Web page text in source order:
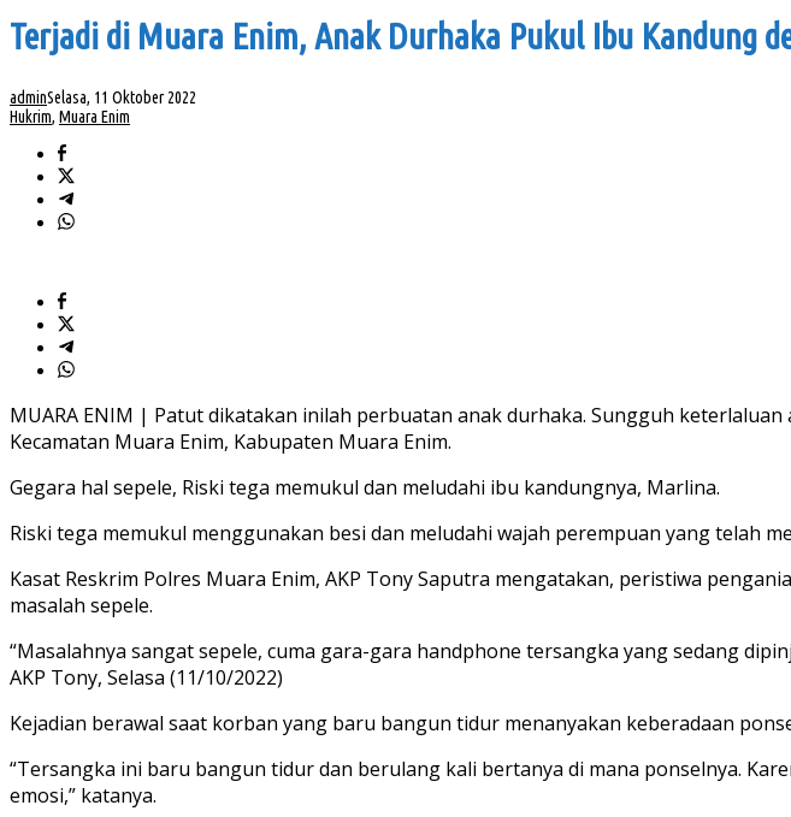
Terjadi di Muara Enim, Anak Durhaka Pukul Ibu Kandung
adminSelasa, 11 Oktober 2022
Hukrim, Muara Enim
MUARA ENIM | Patut dikatakan inilah perbuatan anak durhaka. Sungguh
Kecamatan Muara Enim, Kabupaten Muara Enim.
Gegara hal sepele, Riski tega memukul dan meludahi ibu kandungnya, Marlina.
Riski tega memukul menggunakan besi dan meludahi wajah perempuan yang telah
Kasat Reskrim Polres Muara Enim, AKP Tony Saputra mengatakan, peristiwa
masalah sepele.
“Masalahnya sangat sepele, cuma gara-gara handphone tersangka yang sedang
AKP Tony, Selasa (11/10/2022)
Kejadian berawal saat korban yang baru bangun tidur menanyakan keberadaan
“Tersangka ini baru bangun tidur dan berulang kali bertanya di mana ponselnya.
emosi,” katanya.